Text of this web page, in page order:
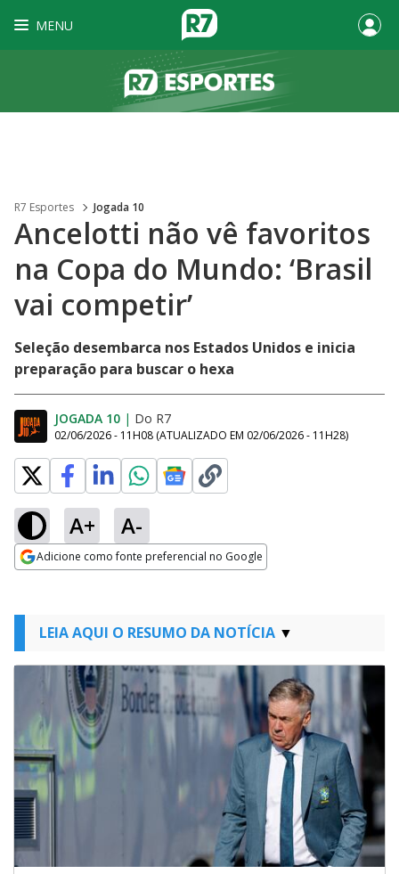
MENU
R7 Esportes Jogada 10
Ancelotti não vê favoritos
na Copa do Mundo: ‘Brasil
vai competir’
Seleção desembarca nos Estados Unidos e inicia
preparação para buscar o hexa
JOGADA 10 | Do R7
02/06/2026 - 11H08 (ATUALIZADO EM 02/06/2026 - 11H28)
A+ A-
Adicione como fonte preferencial no Google
LEIA AQUI O RESUMO DA NOTÍCIA